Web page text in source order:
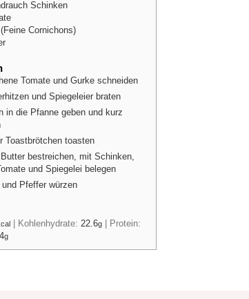
Schinken
Cornichons)
Tomate und Gurke schneiden
und Spiegeleier braten
in die Pfanne geben und kurz
Toastbrötchen toasten
bestreichen, mit Schinken,
und Spiegelei belegen
Pfeffer würzen
| Kohlenhydrate: 22.6g|
Protein:
g